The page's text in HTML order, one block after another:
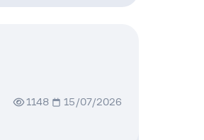
1148 15/07/2026